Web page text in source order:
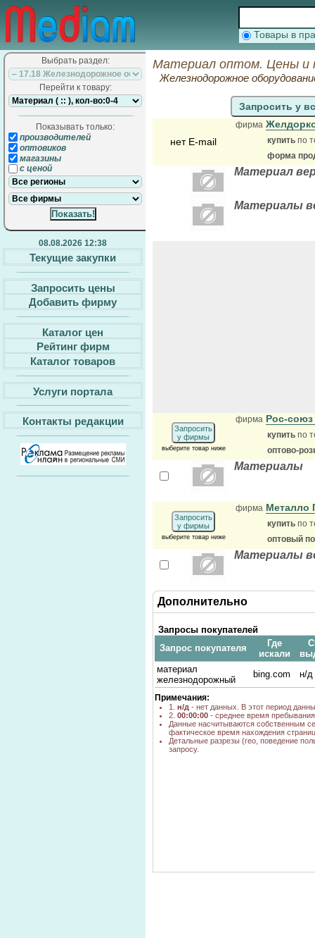
Товары в
Выбрать раздел:
Перейти к товару:
Показывать только:
производителей
оптовиков
магазины
с ценой
08.08.2026 12:38
Текущие закупки
Запросить цены
Добавить фирму
Каталог цен
Рейтинг фирм
Каталог товаров
Услуги портала
Контакты редакции
Материал оптом. Цены и
Железнодорожное
Запросить у
нет E-mail
фирма
купить по
форма
Материал
Материалы
Запросить
у фирмы
выберите товар ниже
фирма Рос-
купить по
оптово-
Материалы
Запросить
у фирмы
выберите товар ниже
фирма Металло
купить по
оптовый
Материалы
Дополнительно
Запросы покупателей
Запрос покупателя
Где
искали
материал
железнодорожный
bing.com н/д
Примечания:
1. н/д - нет данных. В этот период
2. 00:00:00 - среднее время
Данные насчитываются собственным
фактическое время нахождения
Детальные разрезы (гео, поведение
запросу.